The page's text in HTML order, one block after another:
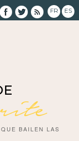
FR ES
BAILEN LAS